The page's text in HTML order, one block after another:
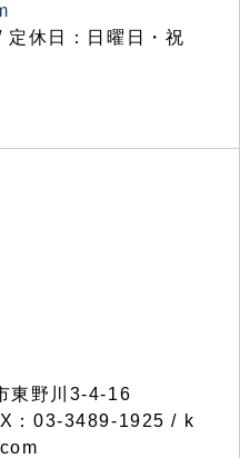
休日：日曜日・祝
東野川3-4-16
：03-3489-1925 / k